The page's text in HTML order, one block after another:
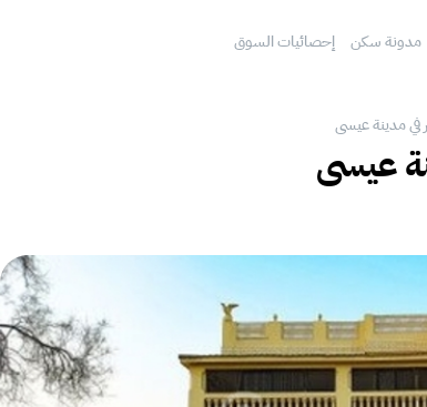
مدونة سكن إحصائيات السوق
في مدينة عيسى
عيسى